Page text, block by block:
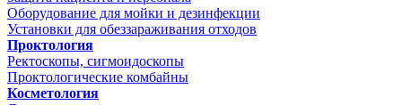
Оборудование для мойки и дезинфекции
Установки для обеззараживания отходов
Проктология
Ректоскопы, сигмоидоскопы
Проктологические комбайны
Косметология